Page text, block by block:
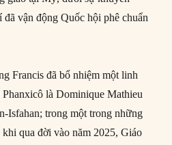
đã vận động Quốc hội phê chuẩn
Francis đã bổ nhiệm một linh
là Dominique Mathieu
Isfahan; trong một trong những
qua đời vào năm 2025, Giáo